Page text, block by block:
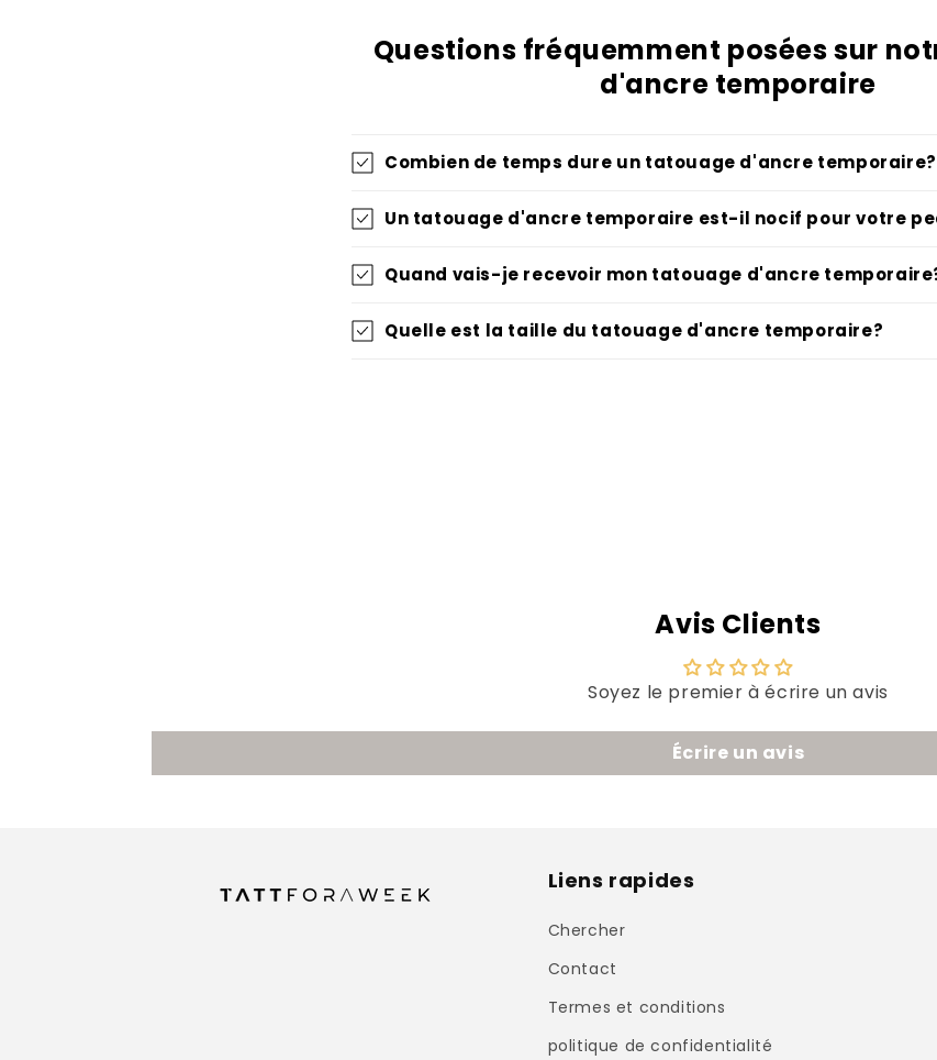
Questions fréquemment posées sur
d'ancre temporaire
Combien de temps dure un tatouage d'ancre temporaire?
Un tatouage d'ancre temporaire est-il nocif pour votre
Quand vais-je recevoir mon tatouage d'ancre
Quelle est la taille du tatouage d'ancre temporaire?
Avis Clients
Soyez le premier à écrire un avis
Écrire un avis
Liens rapides
Chercher
Contact
Termes et conditions
politique de confidentialité